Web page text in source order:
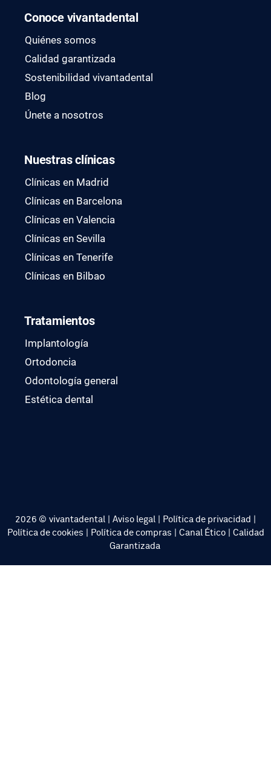
Conoce vivantadental
Quiénes somos
Calidad garantizada
Sostenibilidad vivantadental
Blog
Únete a nosotros
Nuestras clínicas
Clínicas en Madrid
Clínicas en Barcelona
Clínicas en Valencia
Clínicas en Sevilla
Clínicas en Tenerife
Clínicas en Bilbao
Tratamientos
Implantología
Ortodoncia
Odontología general
Estética dental
2026 © vivantadental Aviso legal Política de privacidad
Política de cookies
Política de compras Canal Ético
Calidad
Garantizada